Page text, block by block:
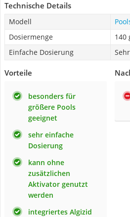
Technische Details
Modell
Dosiermenge
140
Einfache Dosierung
Vorteile
besonders für
größere Pools
geeignet
sehr einfache
Dosierung
kann ohne
zusätzlichen
Aktivator genutzt
werden
integriertes Algizid